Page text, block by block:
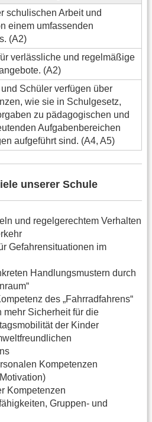
schulischen Arbeit und
einem umfassenden
(A2)
verlässliche und regelmäßige
(A2)
Schüler verfügen über
wie sie in Schulgesetz,
zu pädagogischen und
Aufgabenbereichen
aufgeführt sind. (A4, A5)
unserer Schule
und regelgerechtem Verhalten
Gefahrensituationen im
Handlungsmustern durch
des „Fahrradfahrens“
mehr Sicherheit für die
der Kinder
Kompetenzen
Kompetenzen
Gruppen- und